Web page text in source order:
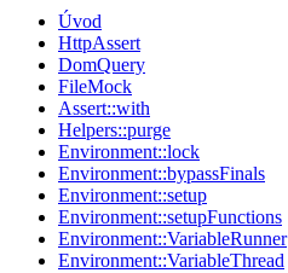
Úvod
HttpAssert
DomQuery
FileMock
Assert::with
Helpers::purge
Environment::lock
Environment::bypassFinals
Environment::setup
Environment::setupFunctions
Environment::VariableRunner
Environment::VariableThread